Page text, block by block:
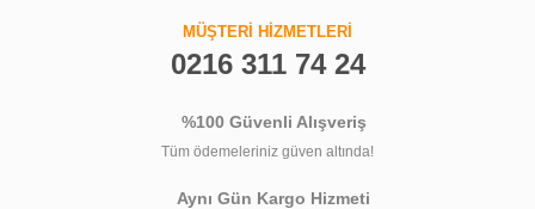
MÜŞTERİ HİZMETLERİ
0216 311 74 24
%100 Güvenli Alışveriş
Tüm ödemeleriniz güven altında!
Aynı Gün Kargo Hizmeti